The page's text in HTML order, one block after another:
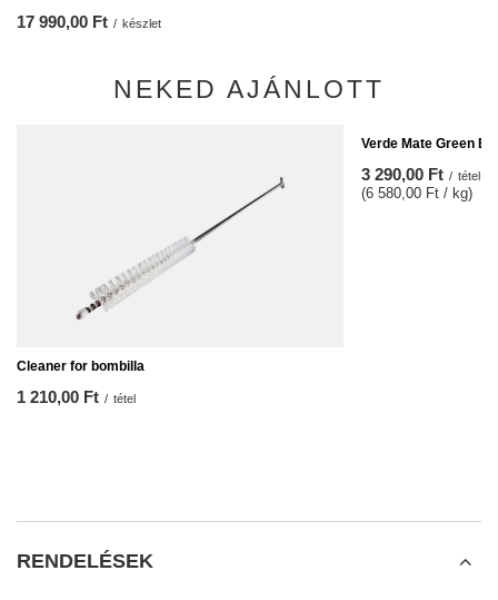
17 990,00 Ft / készlet
NEKED AJÁNLOTT
Cleaner for bombilla
1 210,00 Ft / tétel
Verde Mate Green
3 290,00 Ft / tétel
(6 580,00 Ft / kg)
RENDELÉSEK